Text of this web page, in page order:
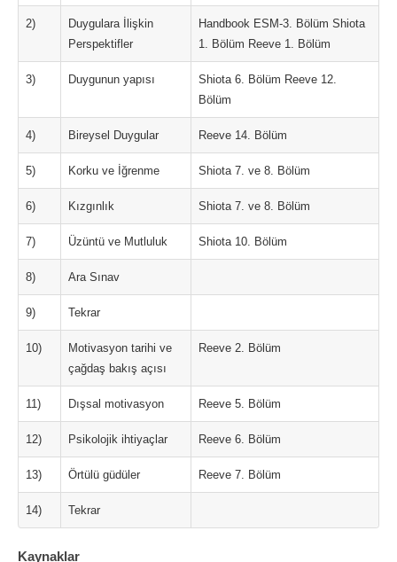
2)
Duygulara İlişkin
Perspektifler
Handbook ESM-3. Bölüm Shiota
1. Bölüm Reeve 1. Bölüm
3) Duygunun yapısı
Shiota 6. Bölüm Reeve 12.
Bölüm
4) Bireysel Duygular Reeve 14. Bölüm
5) Korku ve İğrenme Shiota 7. ve 8. Bölüm
6) Kızgınlık Shiota 7. ve 8. Bölüm
7) Üzüntü ve Mutluluk Shiota 10. Bölüm
8) Ara Sınav
9) Tekrar
10)
Motivasyon tarihi ve
çağdaş bakış açısı
Reeve 2. Bölüm
11) Dışsal motivasyon Reeve 5. Bölüm
12) Psikolojik ihtiyaçlar Reeve 6. Bölüm
13) Örtülü güdüler Reeve 7. Bölüm
14) Tekrar
Kaynaklar